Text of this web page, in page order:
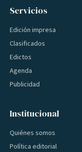
Servicios
Edición impresa
Clasificados
Edictos
Agenda
Publicidad
Institucional
Quiénes somos
Política editorial